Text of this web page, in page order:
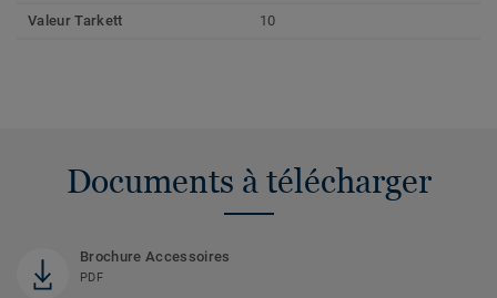
Valeur Tarkett 10
Documents à télécharger
Brochure Accessoires
PDF